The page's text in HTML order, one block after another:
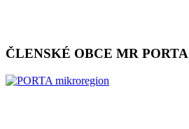
ČLENSKÉ OBCE MR PORTA